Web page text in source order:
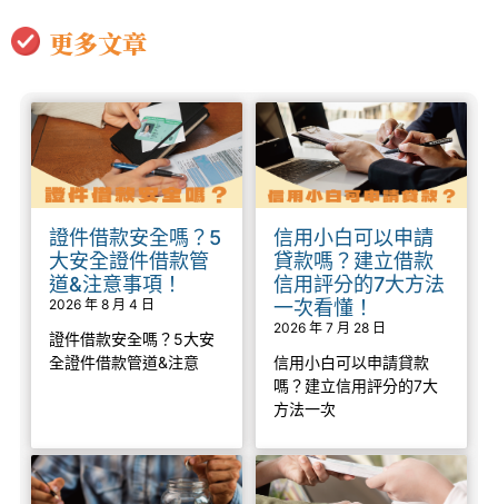
更多文章
證件借款安全嗎？5
大安全證件借款管
道&注意事項！
2026 年 8 月 4 日
證件借款安全嗎？5大安
全證件借款管道&注意
信用小白可以申請
貸款嗎？建立借款
信用評分的7大方法
一次看懂！
2026 年 7 月 28 日
信用小白可以申請貸款
嗎？建立信用評分的7大
方法一次